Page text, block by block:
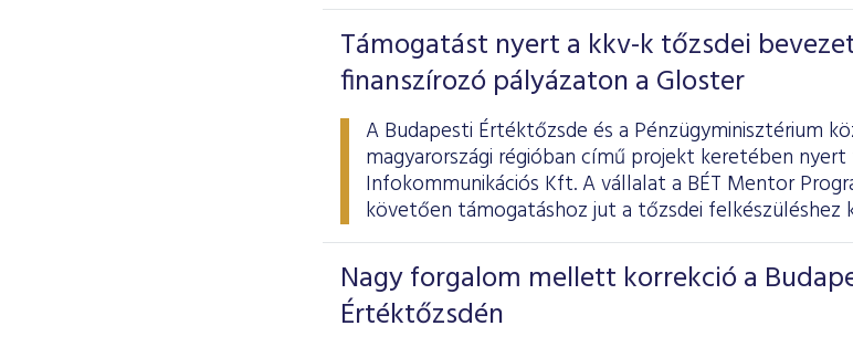
Támogatást nyert a kkv-k tőzsdei
finanszírozó pályázaton a Gloster
A Budapesti Értéktőzsde és a Pénzügyminisztérium
magyarországi régióban című projekt keretében
Infokommunikációs Kft. A vállalat a BÉT Mentor
követően támogatáshoz jut a tőzsdei felkészüléshez
Nagy forgalom mellett korrekció a
Értéktőzsdén